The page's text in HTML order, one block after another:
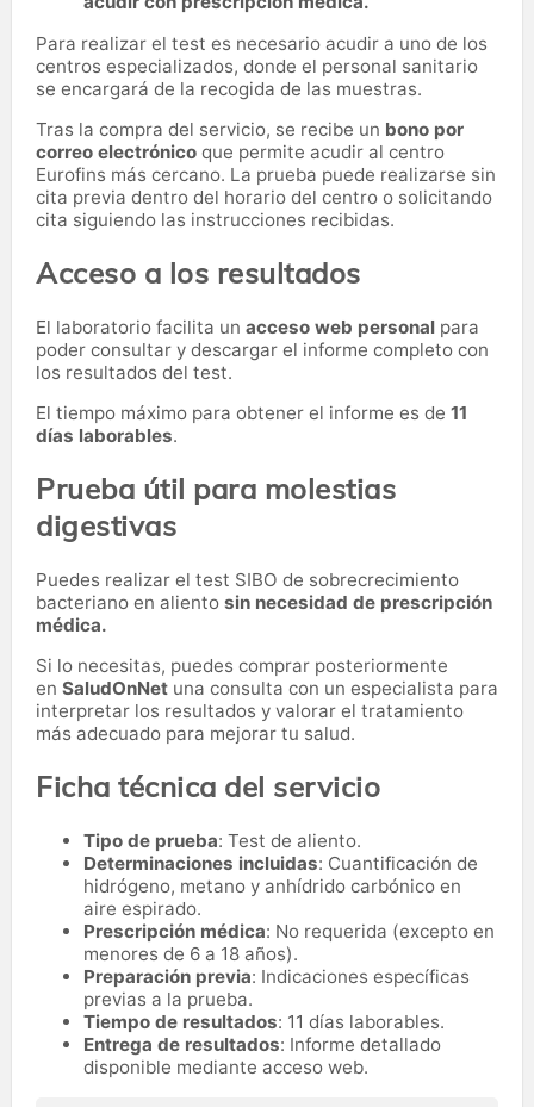
Para realizar el test es necesario acudir a uno de los
centros especializados, donde el personal sanitario
se encargará de la recogida de las muestras.
Tras la compra del servicio, se recibe un bono por
correo electrónico que permite acudir al centro
Eurofins más cercano. La prueba puede realizarse sin
cita previa dentro del horario del centro o solicitando
cita siguiendo las instrucciones recibidas.
Acceso a los resultados
El laboratorio facilita un acceso web personal para
poder consultar y descargar el informe completo con
los resultados del test.
El tiempo máximo para obtener el informe es de 11
días laborables.
Prueba útil para molestias
digestivas
Puedes realizar el test SIBO de sobrecrecimiento
bacteriano en aliento sin necesidad de prescripción
médica.
Si lo necesitas, puedes comprar posteriormente
en SaludOnNet una consulta con un especialista para
interpretar los resultados y valorar el tratamiento
más adecuado para mejorar tu salud.
Ficha técnica del servicio
Tipo de prueba: Test de aliento.
Determinaciones incluidas: Cuantificación de
hidrógeno, metano y anhídrido carbónico en
aire espirado.
Prescripción médica: No requerida (excepto en
menores de 6 a 18 años).
Preparación previa: Indicaciones específicas
previas a la prueba.
Tiempo de resultados: 11 días laborables.
Entrega de resultados: Informe detallado
disponible mediante acceso web.